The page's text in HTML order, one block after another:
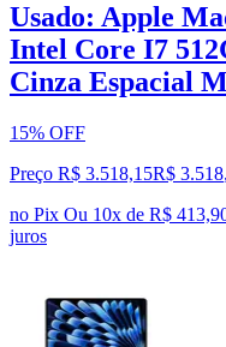
Usado: Apple
Intel Core I7
Cinza Espacial
15% OFF
Preço R$ 3.518,15R$ 3.518,
no Pix Ou 10x de R$
juros